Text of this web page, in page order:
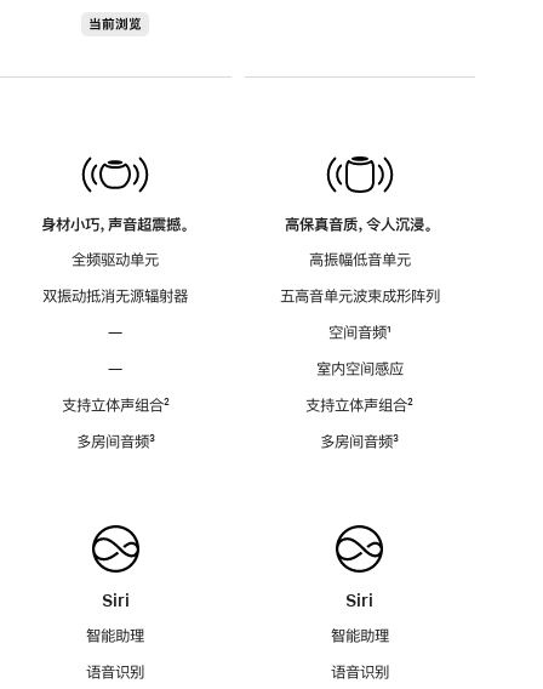
当前浏览
身材小巧，声音超震撼。
全频驱动单元
双振动抵消无源辐射器
—
—
支持立体声组合脚
²
多房间音频脚
³
Siri
智能助理
语音识别
高保真音质，令人沉浸。
高振幅低音单元
五高音单元波束成形阵列
空间音频脚
¹
室内空间感应
支持立体声组合脚
²
多房间音频脚
³
Siri
智能助理
语音识别